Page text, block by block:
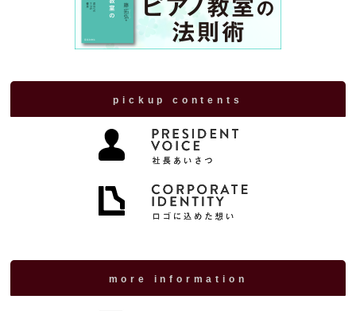
pickup contents
more information